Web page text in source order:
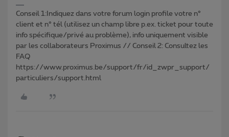
Conseil 1:Indiquez dans votre forum login profile votre n°
client et n° tél (utilisez un champ libre p.ex. ticket pour toute
info spécifique/privé au problème), info uniquement visible
par les collaborateurs Proximus // Conseil 2: Consultez les
FAQ
https://www.proximus.be/support/fr/id_zwpr_support/
particuliers/support.html